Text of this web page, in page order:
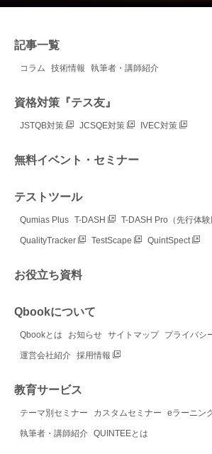
記事一覧
コラム 技術情報 執筆者・講師紹介
資格対策『テス友』
JSTQB対策 JCSQE対策 IVEC対策
無料イベント・セミナー
テストツール
Qumias Plus T-DASH T-DASH Pro（先行体験
QualityTracker TestScape QuintSpect
お役立ち資料
Qbookについて
Qbookとは お知らせ サイトマップ プライバシ
運営会社紹介 採用情報
教育サービス
テーマ別セミナー カスタムセミナー eラーニン
執筆者・講師紹介 QUINTEEとは